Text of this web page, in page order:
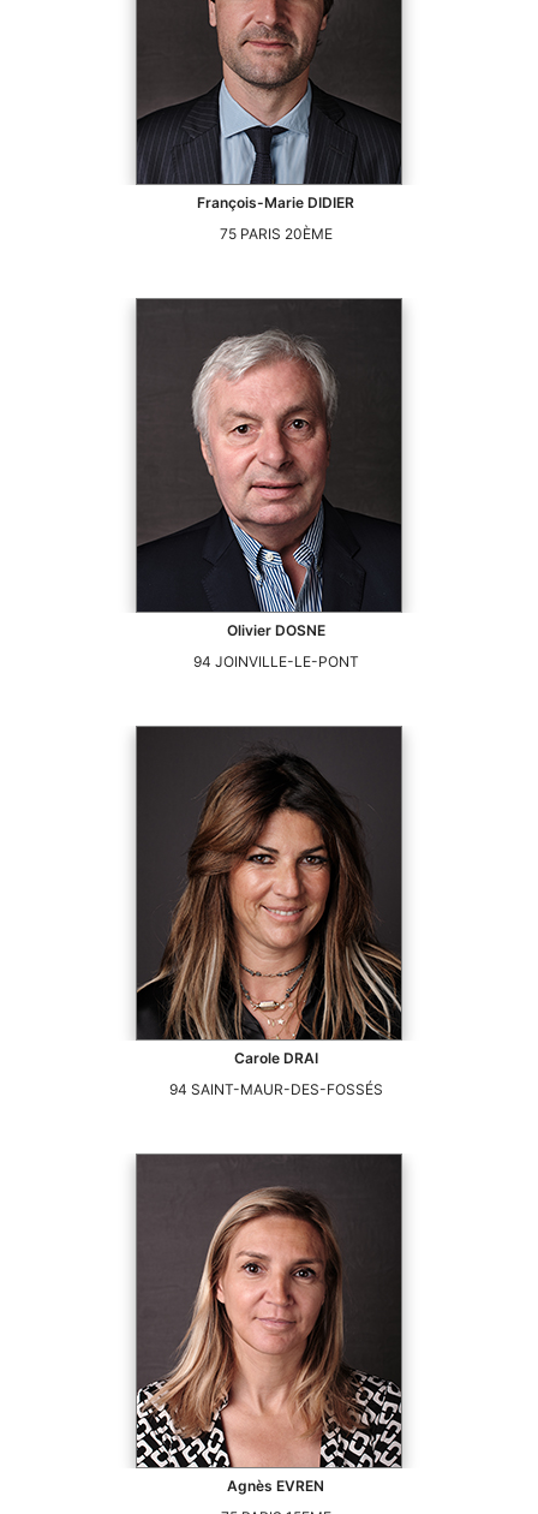
François-Marie DIDIER
75 PARIS 20ÈME
Olivier DOSNE
94 JOINVILLE-LE-PONT
Carole DRAI
94 SAINT-MAUR-DES-FOSSÉS
Agnès EVREN